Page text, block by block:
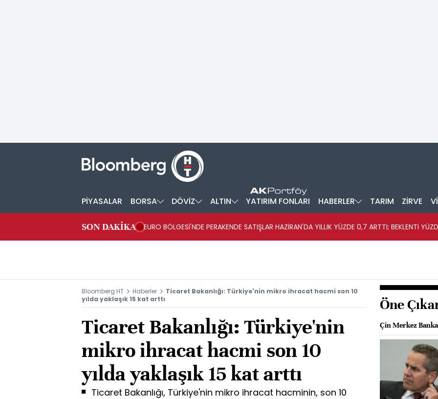
PİYASALAR BORSA DÖVİZ ALTIN YATIRIM FONLARI HABERLER TARIM ZİRVE
SON DAKİKA
EURO BÖLGESİ'NDE PERAKENDE SATIŞLAR HAZİRAN'DA YILLIK YÜZDE 0,7 ARTTI; BEKLENTİ
Bloomberg HT Haberler
Ticaret Bakanlığı: Türkiye'nin mikro ihracat hacmi son 10
yılda yaklaşık 15 kat arttı
Ticaret Bakanlığı: Türkiye'nin
mikro ihracat hacmi son 10
yılda yaklaşık 15 kat arttı
Ticaret Bakanlığı, Türkiye'nin mikro ihracat hacminin, son 10
Öne
Çin Merkez